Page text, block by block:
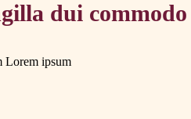
dui commodo
Lorem ipsum